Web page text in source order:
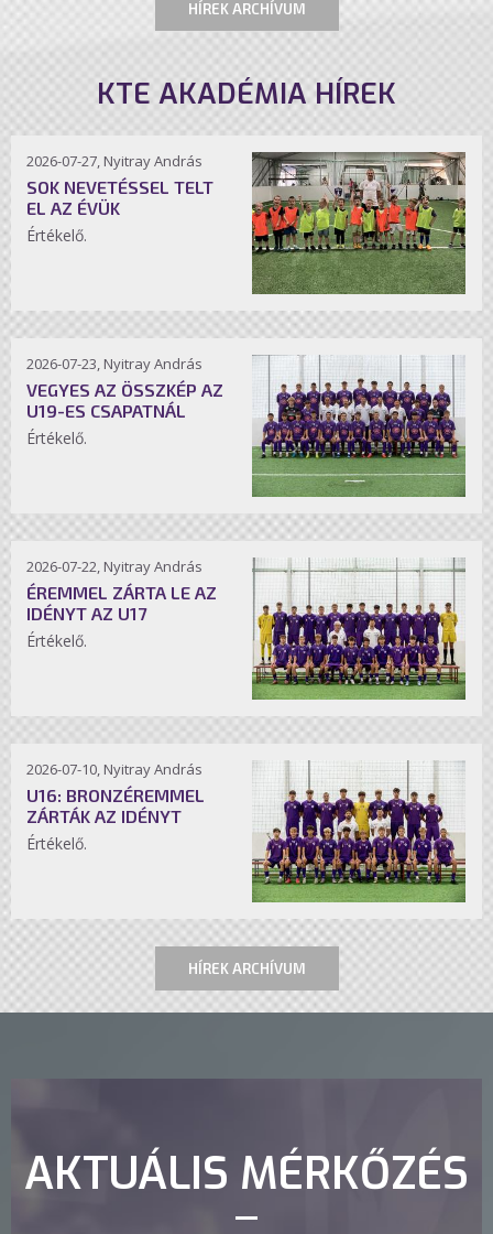
HÍREK ARCHÍVUM
KTE AKADÉMIA HÍREK
2026-07-27, Nyitray András
SOK NEVETÉSSEL TELT
EL AZ ÉVÜK
Értékelő.
2026-07-23, Nyitray András
VEGYES AZ ÖSSZKÉP AZ
U19-ES CSAPATNÁL
Értékelő.
2026-07-22, Nyitray András
ÉREMMEL ZÁRTA LE AZ
IDÉNYT AZ U17
Értékelő.
2026-07-10, Nyitray András
U16: BRONZÉREMMEL
ZÁRTÁK AZ IDÉNYT
Értékelő.
HÍREK ARCHÍVUM
AKTUÁLIS MÉRKŐZÉS